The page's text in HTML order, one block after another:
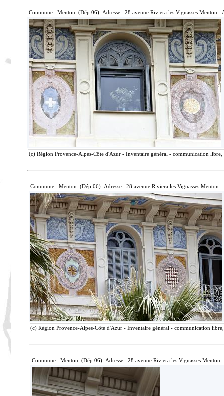
Commune: Menton (Dép.06) Adresse: 28 avenue Riviera les Vignasses
(c) Région Provence-Alpes-Côte d'Azur - Inventaire général - communication
Commune: Menton (Dép.06) Adresse: 28 avenue Riviera les Vignasses
(c) Région Provence-Alpes-Côte d'Azur - Inventaire général - communication
Commune: Menton (Dép.06) Adresse: 28 avenue Riviera les Vignasses